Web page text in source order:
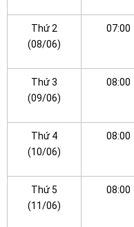
Thứ 2
(08/06)
07:00
Thứ 3
(09/06)
08:00
Thứ 4
(10/06)
08:00
Thứ 5
(11/06)
08:00